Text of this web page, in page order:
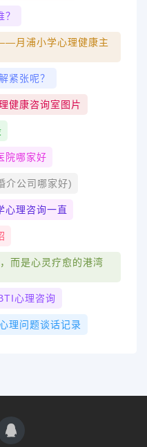
月浦小学心理健康主
紧张呢？
健康咨询室图片
院哪家好
介公司哪家好)
心理咨询一直
而是心灵疗愈的港湾
心理咨询
理问题谈话记录